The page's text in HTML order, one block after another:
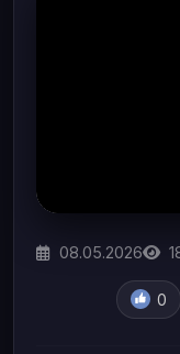
08.05.2026
0